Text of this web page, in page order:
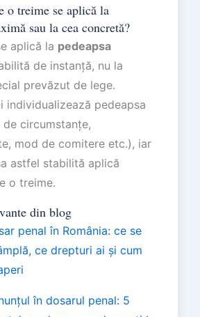
o treime se aplică la
sau la cea concretă?
aplică la pedeapsa
de instanță, nu la
prevăzut de lege.
individualizează pedeapsa
circumstanțe,
mod de comitere etc.), iar
astfel stabilită aplică
o treime.
din blog
penal în România: ce se
ce drepturi ai și cum
în dosarul penal: 5